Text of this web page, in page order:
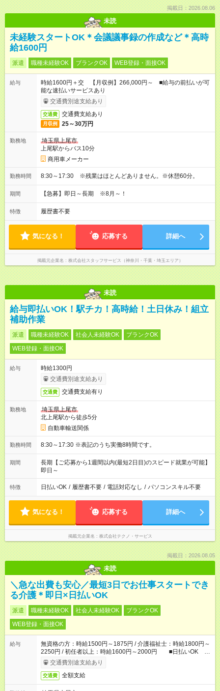
掲載日：2026.08.06
未読
未経験スタートOK＊会議議事録の作成など＊高時
給1600円
派遣 職種未経験OK ブランクOK WEB登録・面接OK
給与
時給1600円＋交 【月収例】266,000円～ ■給与の前払いが可
能な速払いサービスあり
交通費別途支給あり
交通費 交通費支給あり
月収例 25～30万円
勤務地
埼玉県上尾市
上尾駅からバス10分
商用車メーカー
勤務時間 8:30～17:30 ※残業はほとんどありません。※休憩60分。
期間 【急募】即日～長期 ※8月～！
特徴 履歴書不要
気になる！ 応募する 詳細へ
掲載元企業名 株式会社スタッフサービス（神奈川・千葉・埼玉エリア）
未読
給与即払いOK！駅チカ！高時給！土日休み！組立
補助作業
派遣 職種未経験OK 社会人未経験OK
ブランクOK
WEB登録・面接OK
給与
時給1300円
交通費別途支給あり
交通費 交通費支給有り
勤務地
埼玉県上尾市
北上尾駅から徒歩5分
自動車輸送関係
勤務時間 8:30～17:30 ※表記のうち実働8時間です。
期間
長期【ご応募から1週間以内(最短2日目)のスピード就業が可能】
即日～
特徴 日払いOK / 履歴書不要 / 電話対応なし / パソコンスキル不要
気になる！ 応募する 詳細へ
掲載元企業名 株式会社テクノ・サービス
掲載日：2026.08.05
未読
＼急な出費も安心／最短3日でお仕事スタートでき
る介護＊即日×日払いOK
派遣 職種未経験OK 社会人未経験OK
ブランクOK
WEB登録・面接OK
給与
無資格の方：時給1500円～1875円 / 介護福祉士：時給1800円～
2250円 / 初任者以上：時給1600円～2000円 ■日払いOK ■
日収例：1万2000円（時給1500円×8h）
交通費別途支給あり
交通費 全額支給